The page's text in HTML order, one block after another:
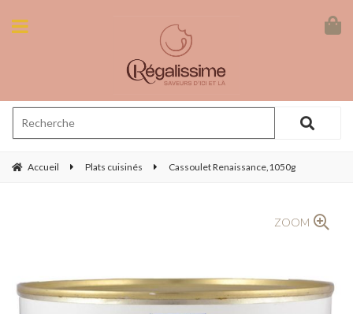
Accueil Plats cuisinés Cassoulet Renaissance,1050g
ZOOM